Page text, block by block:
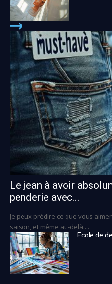
Le jean à avoir
penderie avec...
Je peux prédire ce que vous
saison, et même au-delà....
Ecole de